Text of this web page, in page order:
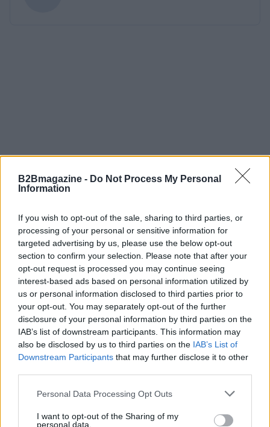
B2Bmagazine - Do Not Process My Personal
Information
If you wish to opt-out of the sale, sharing to third parties, or
processing of your personal or sensitive information for
targeted advertising by us, please use the below opt-out
section to confirm your selection. Please note that after your
opt-out request is processed you may continue seeing
interest-based ads based on personal information utilized by
us or personal information disclosed to third parties prior to
your opt-out. You may separately opt-out of the further
disclosure of your personal information by third parties on the
IAB’s list of downstream participants. This information may
also be disclosed by us to third parties on the IAB’s List of
Downstream Participants that may further disclose it to other
Please note that this website/app uses one or more Google
not limited to your visit or usage behaviour. You may click to
Personal Data Processing Opt Outs
I want to opt-out of the Sharing of my
personal data.
Continua a leggere
SERVIZI PER LE AZIENDE